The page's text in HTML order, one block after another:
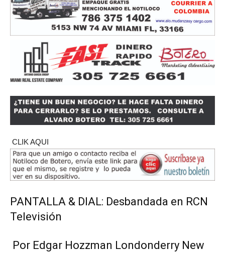
CLIK AQUI
PANTALLA & DIAL: Desbandada en RCN
Televisión
Por Edgar Hozzman Londonderry New